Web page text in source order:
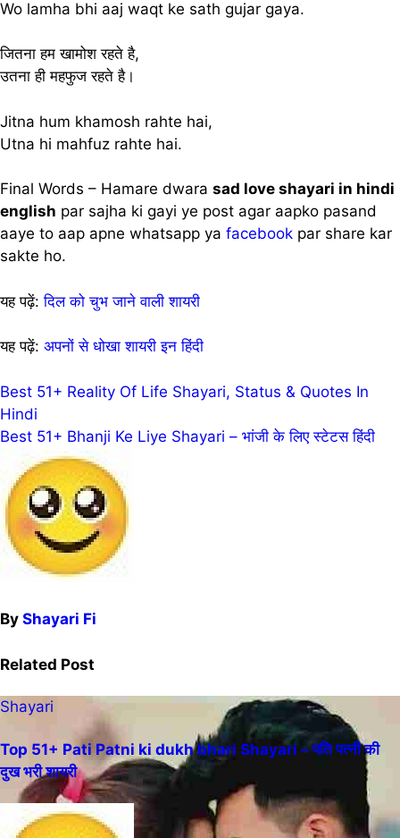
Wo lamha bhi aaj waqt ke sath gujar gaya.
जितना हम खामोश रहते है,
उतना ही महफुज रहते है।
Jitna hum khamosh rahte hai,
Utna hi mahfuz rahte hai.
Final Words – Hamare dwara sad love shayari in hindi
english par sajha ki gayi ye post agar aapko pasand
aaye to aap apne whatsapp ya facebook par share kar
sakte ho.
यह पढ़ें:दिल को चुभ जाने वाली शायरी
यह पढ़ें: अपनों से धोखा शायरी इन हिंदी
Post
navigation
Best 51+ Reality Of Life Shayari, Status & Quotes In
Hindi
Best 51+ Bhanji Ke Liye Shayari – भांजी के लिए स्टेटस हिंदी
By Shayari Fi
Related Post
Shayari
Top 51+ Pati Patni ki dukh bhari Shayari – पति पत्नी की
दुख भरी शायरी